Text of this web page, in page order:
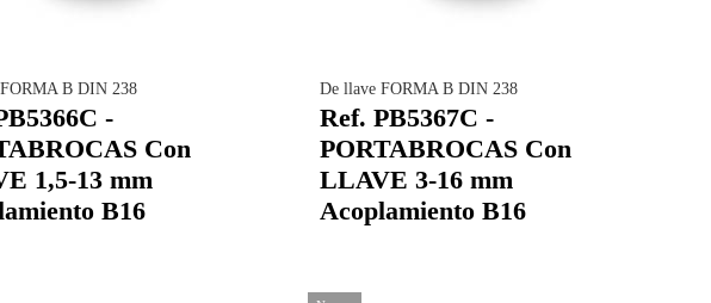
B DIN 238
-
Con
1,5-13 mm
B16
De llave FORMA B DIN 238
Ref. PB5367C -
PORTABROCAS Con
LLAVE 3-16 mm
Acoplamiento B16